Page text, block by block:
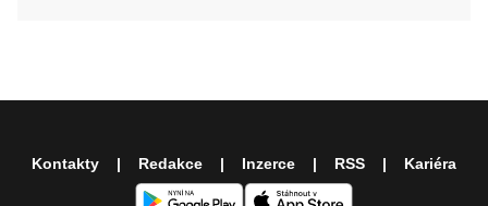
Kontakty Redakce Inzerce RSS Kariéra